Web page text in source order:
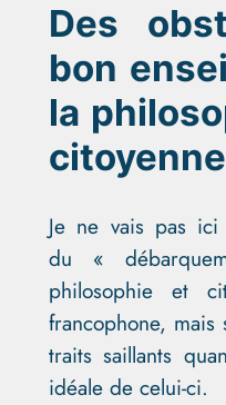
Des
bon
la
Je ne vais pas ici
du «
philosophie et
francophone,
traits saillants
idéale de celui-ci.